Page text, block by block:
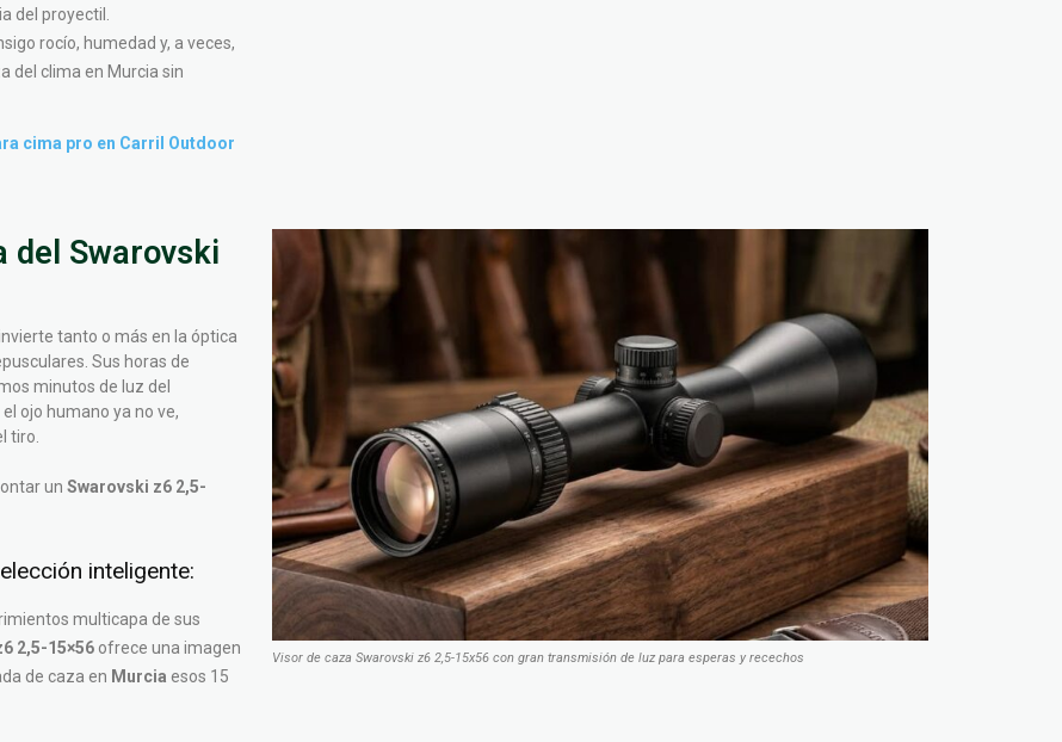
del proyectil.
rocío, humedad y, a veces,
del clima en Murcia sin
cima pro en Carril Outdoor
del Swarovski
tanto o más en la óptica
Sus horas de
minutos de luz del
ojo humano ya no ve,
tiro.
un Swarovski z6 2,5-
inteligente:
multicapa de sus
2,5-15×56 ofrece una imagen
de caza en Murcia esos 15
Visor de caza Swarovski z6 2,5-15x56 con gran transmisión de luz para esperas y recechos